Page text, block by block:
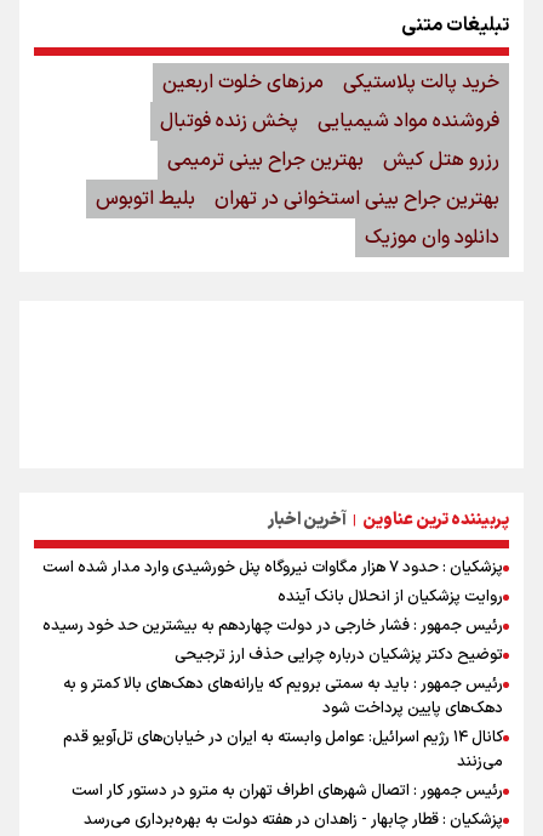
پربیننده ترین عناوین | آخرین اخبار
پزشکیان : حدود ۷ هزار مگاوات نیروگاه پنل خورشیدی وارد مدار شده است
روایت پزشکیان از انحلال بانک آینده
رئیس جمهور : فشار خارجی در دولت چهاردهم به بیشترین حد خود رسیده
توضیح دکتر پزشکیان درباره چرایی حذف ارز ترجیحی
رئیس جمهور : باید به سمتی برویم که یارانه‌های دهک‌های بالا کمتر و به
دهک‌های پایین پرداخت شود
کانال ۱۴ رژیم اسرائیل: عوامل وابسته به ایران در خیابان‌های تل‌آویو قدم
می‌زنند
رئیس جمهور : اتصال شهرهای اطراف تهران به مترو در دستور کار است
پزشکیان : قطار چابهار - زاهدان در هفته دولت به بهره‌برداری می‌رسد
تبلیغات متنی
خرید پالت پلاستیکی
مرزهای خلوت اربعین
فروشنده مواد شیمیایی
پخش زنده فوتبال
رزرو هتل کیش
بهترین جراح بینی ترمیمی
بهترین جراح بینی استخوانی در تهران
بلیط اتوبوس
دانلود وان موزیک